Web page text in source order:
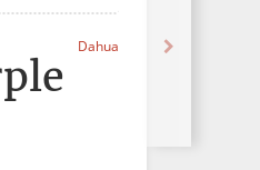
Dahua